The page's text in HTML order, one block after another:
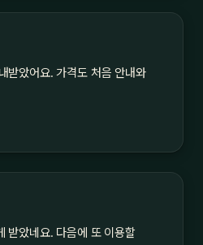
받았어요. 가격도 처음 안내와
받았네요. 다음에 또 이용할